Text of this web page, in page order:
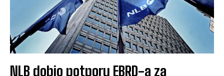
NLB dobio potporu EBRD-a za